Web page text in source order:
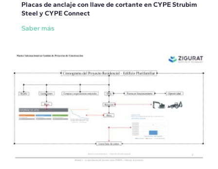
Placas de anclaje con llave de cortante en CYPE Strubim
Steel y CYPE Connect
Saber más